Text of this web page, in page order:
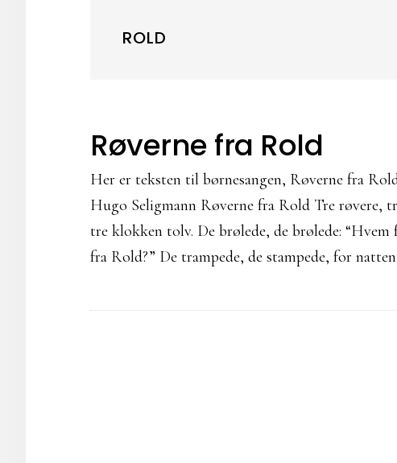
ROLD
Røverne fra Rold
Her er teksten til børnesangen, Røverne fra
Hugo Seligmann Røverne fra Rold Tre røvere,
tre klokken tolv. De brølede, de brølede:
fra Rold?” De trampede, de stampede, for